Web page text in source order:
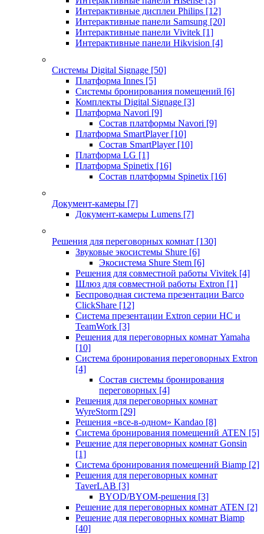
Интерактивные дисплеи Philips [12]
Интерактивные панели Samsung [20]
Интерактивные панели Vivitek [1]
Интерактивные панели Hikvision [4]
Системы Digital Signage [50]
Платформа Innes [5]
Системы бронирования помещений [6]
Комплекты Digital Signage [3]
Платформа Navori [9]
Состав платформы Navori [9]
Платформа SmartPlayer [10]
Состав SmartPlayer [10]
Платформа LG [1]
Платформа Spinetix [16]
Состав платформы Spinetix [16]
Документ-камеры [7]
Документ-камеры Lumens [7]
Решения для переговорных комнат [130]
Звуковые экосистемы Shure [6]
Экосистема Shure Stem [6]
Решения для совместной работы Vivitek [4]
Шлюз для совместной работы Extron [1]
Беспроводная система презентации Barco
ClickShare [12]
Система презентации Extron серии HC и
TeamWork [3]
Решения для переговорных комнат Yamaha
[10]
Система бронирования переговорных Extron
[4]
Состав системы бронирования
переговорных [4]
Решения для переговорных комнат
WyreStorm [29]
Решения «все-в-одном» Kandao [8]
Система бронирования помещений ATEN [5]
Решение для переговорных комнат Gonsin
[1]
Система бронирования помещений Biamp [2]
Решения для переговорных комнат
TaverLAB [3]
BYOD/BYOM-решения [3]
Решение для переговорных комнат ATEN [2]
Решение для переговорных комнат Biamp
[40]